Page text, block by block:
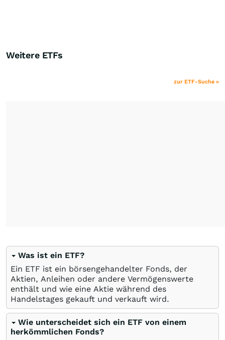
Weitere ETFs
zur ETF-Suche »
Was ist ein ETF?
Ein ETF ist ein börsengehandelter Fonds, der
Aktien, Anleihen oder andere Vermögenswerte
enthält und wie eine Aktie während des
Handelstages gekauft und verkauft wird.
Wie unterscheidet sich ein ETF von einem
herkömmlichen Fonds?